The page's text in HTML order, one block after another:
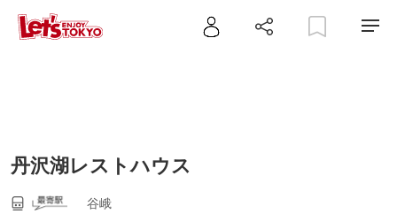
丹沢湖レストハウス
谷峨